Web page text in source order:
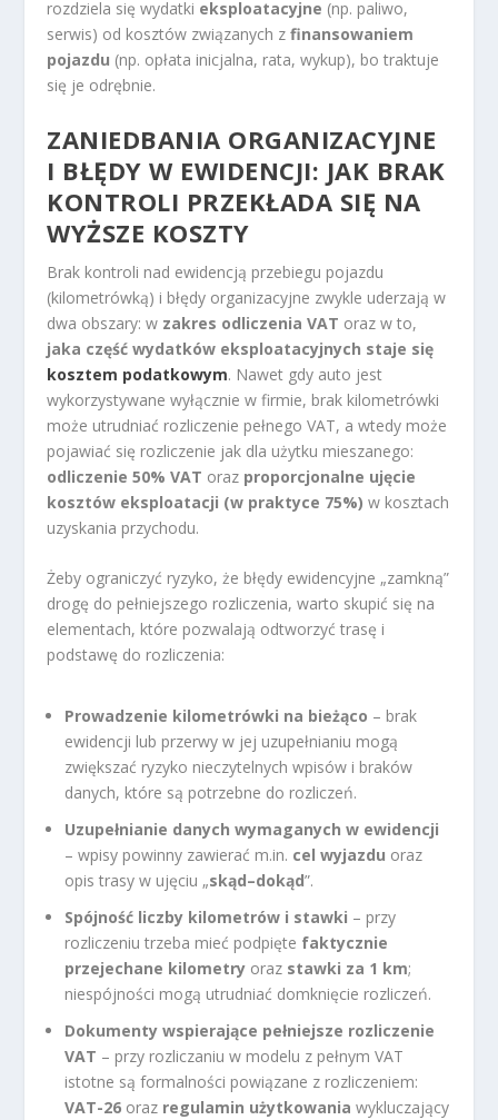
rozdziela się wydatki eksploatacyjne (np. paliwo,
serwis) od kosztów związanych zfinansowaniem
pojazdu (np. opłata inicjalna, rata, wykup), bo traktuje
się je odrębnie.
ZANIEDBANIA ORGANIZACYJNE
I BŁĘDY W EWIDENCJI: JAK BRAK
KONTROLI PRZEKŁADA SIĘ NA
WYŻSZE KOSZTY
Brak kontroli nad ewidencją przebiegu pojazdu
(kilometrówką) i błędy organizacyjne zwykle uderzają w
dwa obszary: w zakres odliczenia VAT oraz w to,
jaka część wydatków eksploatacyjnych staje się
kosztem podatkowym. Nawet gdy auto jest
wykorzystywane wyłącznie w firmie, brak kilometrówki
może utrudniać rozliczenie pełnego VAT, a wtedy może
pojawiać się rozliczenie jak dla użytku mieszanego:
odliczenie 50% VAT oraz proporcjonalne ujęcie
kosztów eksploatacji (w praktyce 75%) w kosztach
uzyskania przychodu.
Żeby ograniczyć ryzyko, że błędy ewidencyjne „zamkną”
drogę do pełniejszego rozliczenia, warto skupić się na
elementach, które pozwalają odtworzyć trasę i
podstawę do rozliczenia:
Prowadzenie kilometrówki na bieżąco – brak
ewidencji lub przerwy w jej uzupełnianiu mogą
zwiększać ryzyko nieczytelnych wpisów i braków
danych, które są potrzebne do rozliczeń.
Uzupełnianie danych wymaganych w ewidencji
– wpisy powinny zawierać m.in. cel wyjazdu oraz
opis trasy w ujęciu „skąd–dokąd”.
Spójność liczby kilometrów i stawki – przy
rozliczeniu trzeba mieć podpięte faktycznie
przejechane kilometry oraz stawki za 1 km;
niespójności mogą utrudniać domknięcie rozliczeń.
Dokumenty wspierające pełniejsze rozliczenie
VAT – przy rozliczaniu w modelu z pełnym VAT
istotne są formalności powiązane z rozliczeniem:
VAT-26 oraz regulamin użytkowania wykluczający